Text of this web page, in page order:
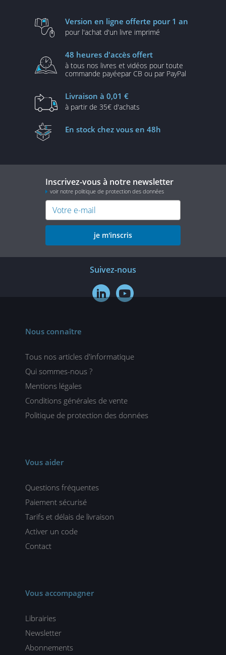
Version en ligne offerte pour 1 an
pour l'achat d'un livre imprimé
48 heures d'accès offert
à tous nos livres et vidéos pour toute
commande payéepar CB ou par PayPal
Livraison à 0,01 €
à partir de 35€ d'achats
En stock chez vous en 48h
Inscrivez-vous à notre newsletter
voir notre politique de protection des données
je m'inscris
Suivez-nous
 
Nous connaître
Tous nos articles d'informatique
Qui sommes-nous ?
Mentions légales
Conditions générales de vente
Politique de protection des données
Vous aider
Questions fréquentes
Paiement sécurisé
Tarifs et délais de livraison
Activer un code
Contact
Vous accompagner
Librairies
Newsletter
Abonnements